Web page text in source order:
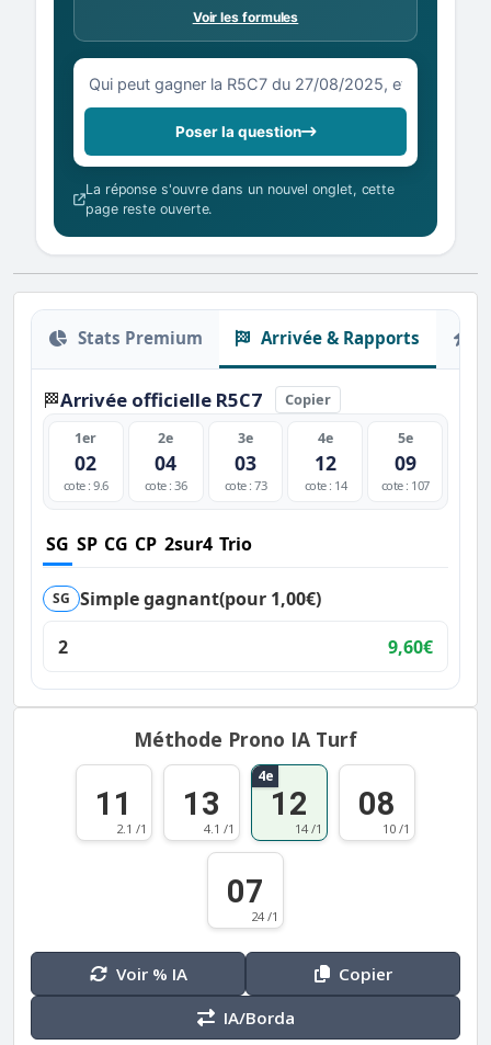
Voir les formules
Votre question sur la R5C7 du 27/08/2025
Poser la question
La réponse s'ouvre dans un nouvel onglet, cette
page reste ouverte.
Stats Premium Arrivée & Rapports
🏁Arrivée officielle R5C7 Copier
1er
02
cote : 9.6
2e
04
cote : 36
3e
03
cote : 73
4e
12
cote : 14
5e
09
cote : 107
SG SP CG CP 2sur4 Trio
SG Simple gagnant(pour 1,00€)
2
9,60€
Méthode Prono IA Turf
11
2.1 /1
13
4.1 /1
4e
12
14 /1
08
10 /1
07
24 /1
Voir % IA
Copier
IA/Borda